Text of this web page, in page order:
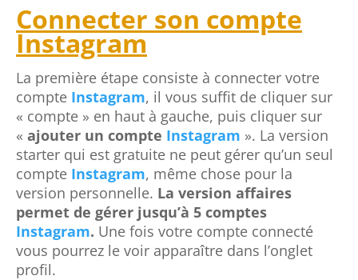
Connecter son compte
Instagram
La première étape consiste à connecter votre
compte Instagram, il vous suffit de cliquer sur
« compte » en haut à gauche, puis cliquer sur
« ajouter un compte Instagram ». La version
starter qui est gratuite ne peut gérer qu’un seul
compte Instagram, même chose pour la
version personnelle. La version affaires
permet de gérer jusqu’à 5 comptes
Instagram. Une fois votre compte connecté
vous pourrez le voir apparaître dans l’onglet
profil.